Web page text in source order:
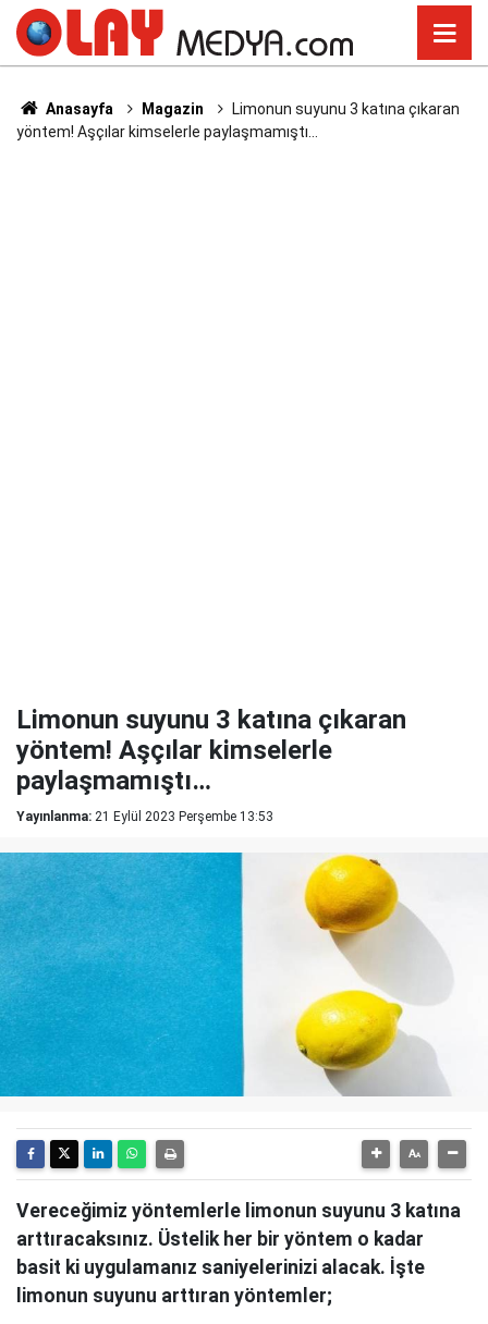
Anasayfa Magazin
Limonun suyunu 3 katına çıkaran
yöntem! Aşçılar kimselerle paylaşmamıştı…
Limonun suyunu 3 katına çıkaran
yöntem! Aşçılar kimselerle
paylaşmamıştı…
Yayınlanma: 21 Eylül 2023 Perşembe 13:53
Vereceğimiz yöntemlerle limonun suyunu 3 katına
arttıracaksınız. Üstelik her bir yöntem o kadar
basit ki uygulamanız saniyelerinizi alacak. İşte
limonun suyunu arttıran yöntemler;